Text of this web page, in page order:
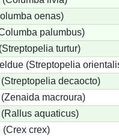
oenas)
palumbus)
turtur)
(Streptopelia
decaocto)
macroura)
aquaticus)
(Crex crex)